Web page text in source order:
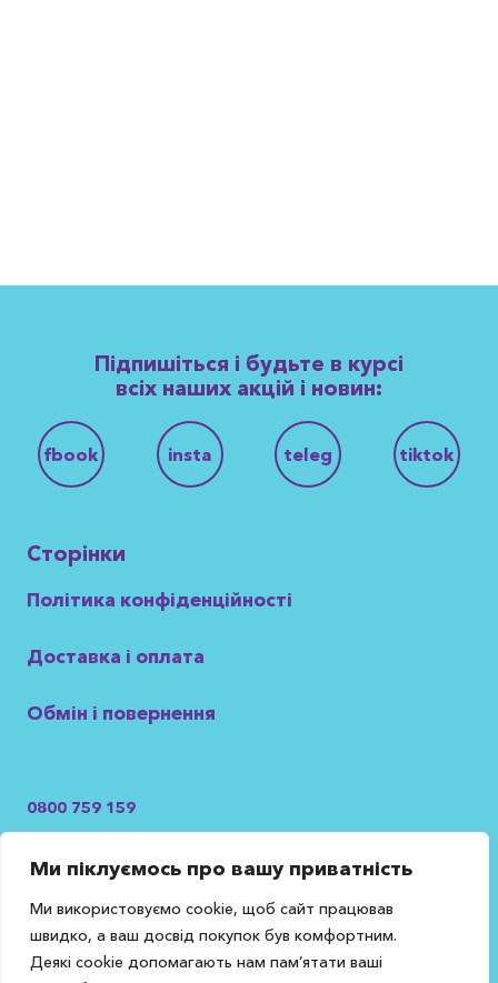
Ми піклуємось про вашу приватність
Ми використовуємо cookie, щоб сайт працював
швидко, а ваш досвід покупок був комфортним.
Деякі cookie допомагають нам пам’ятати ваші
Підпишіться і будьте в курсі
всіх наших акцій і новин:
fbook insta teleg tiktok
Сторінки
Політика конфіденційності
Доставка і оплата
Обмін і повернення
0800 759 159
Безкоштовно з усіх операторів України
+38 099 099 16 75
+38 050 423 38 92